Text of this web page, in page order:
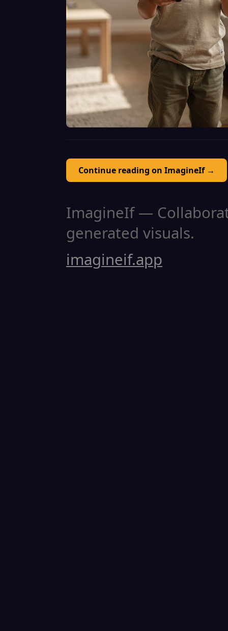
Continue reading on ImagineIf →
ImagineIf —
generated visuals.
imagineif.app